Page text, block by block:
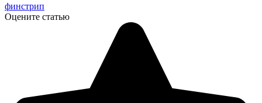
финстрип
Оцените статью